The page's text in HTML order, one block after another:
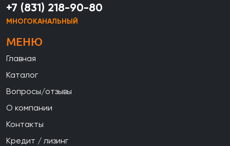
+7 (831) 218-90-80
МНОГОКАНАЛЬНЫЙ
МЕНЮ
Главная
Каталог
Вопросы/отзывы
О компании
Контакты
Кредит / лизинг